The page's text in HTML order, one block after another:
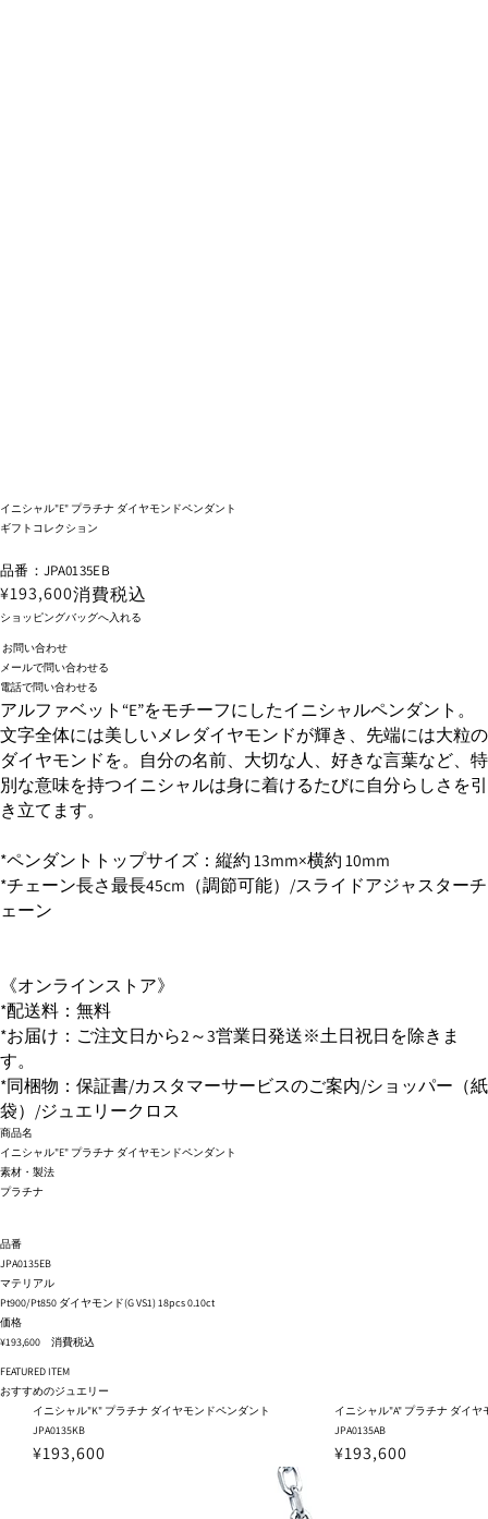
イニシャル"E" プラチナ ダイヤモンドペンダント
ギフトコレクション
品番：JPA0135EB
¥193,600消費税込
ショッピングバッグへ入れる
お問い合わせ
メールで問い合わせる
電話で問い合わせる
アルファベット“E”をモチーフにしたイニシャルペンダント。
文字全体には美しいメレダイヤモンドが輝き、先端には大粒の
ダイヤモンドを。自分の名前、大切な人、好きな言葉など、特
別な意味を持つイニシャルは身に着けるたびに自分らしさを引
き立てます。
*ペンダントトップサイズ：縦約 13mm×横約 10mm
*チェーン長さ最長45cm（調節可能）/スライドアジャスターチ
ェーン
《オンラインストア》
*配送料：無料
*お届け：ご注文日から2～3営業日発送※土日祝日を除きま
す。
*同梱物：保証書/カスタマーサービスのご案内/ショッパー（紙
袋）/ジュエリークロス
商品名
イニシャル"E" プラチナ ダイヤモンドペンダント
素材・製法
プラチナ
品番
JPA0135EB
マテリアル
Pt900/Pt850 ダイヤモンド(G VS1) 18pcs 0.10ct
価格
¥193,600 消費税込
FEATURED ITEM
おすすめのジュエリー
イニシャル"K" プラチナ ダイヤモンドペンダント
JPA0135KB
¥193,600
イニシャル"A" プラチナ ダイヤ
JPA0135AB
¥193,600